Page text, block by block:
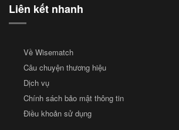
Liên kết nhanh
Về Wisematch
Câu chuyện thương hiệu
Dịch vụ
Chính sách bảo mật thông tin
Điều khoản sử dụng